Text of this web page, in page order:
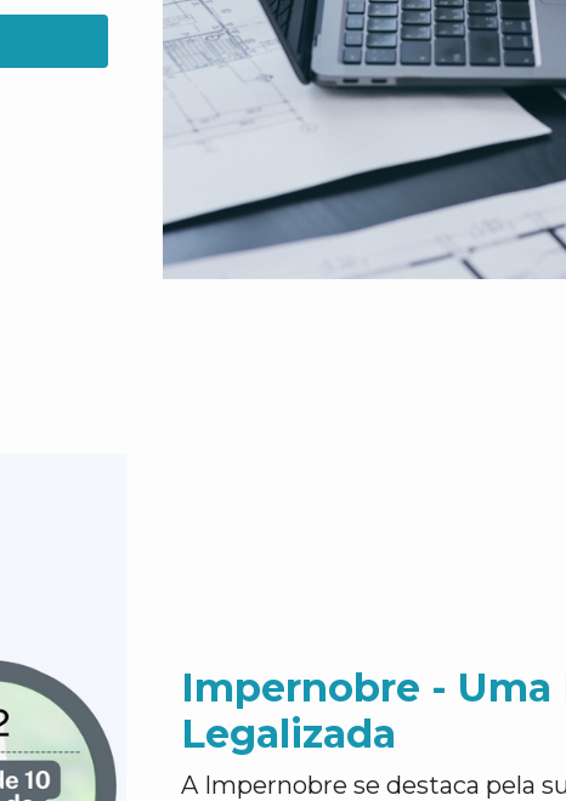
Impernobre - Uma
Legalizada
A Impernobre se destaca pela